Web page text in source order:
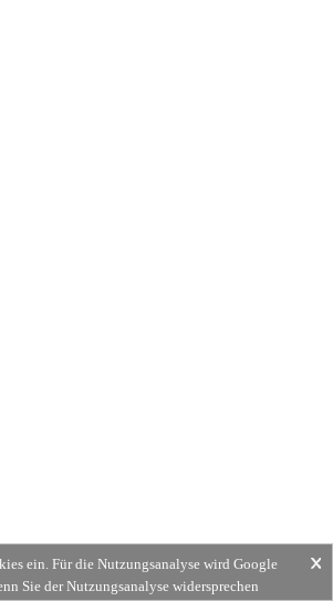
ein. Für die Nutzungsanalyse wird Google
Sie der Nutzungsanalyse widersprechen